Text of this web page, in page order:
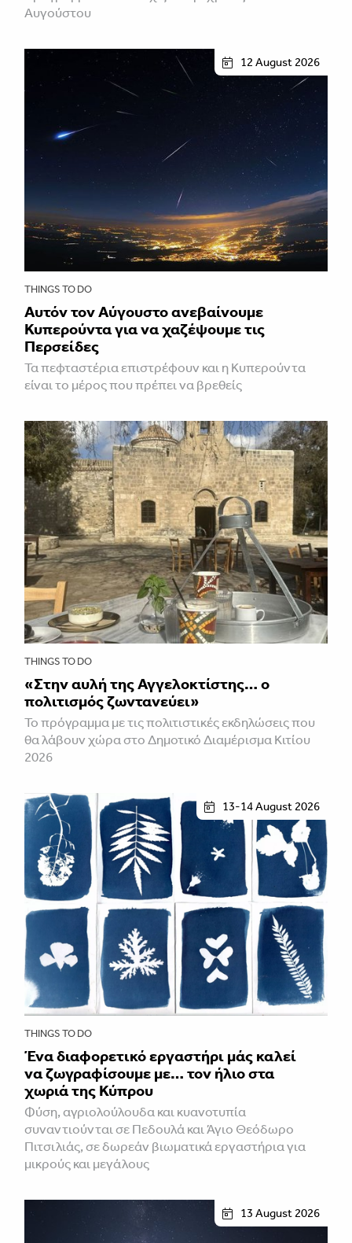
Αυγούστου
12 August 2026
THINGS TO DO
Αυτόν τον Αύγουστο ανεβαίνουμε
Κυπερούντα για να χαζέψουμε τις
Περσείδες
Τα πεφταστέρια επιστρέφουν και η Κυπερούντα
είναι το μέρος που πρέπει να βρεθείς
THINGS TO DO
«Στην αυλή της Αγγελοκτίστης… ο
πολιτισμός ζωντανεύει»
To πρόγραμμα με τις πολιτιστικές εκδηλώσεις που
θα λάβουν χώρα στο Δημοτικό Διαμέρισμα Κιτίου
2026
13-14 August 2026
THINGS TO DO
Ένα διαφορετικό εργαστήρι μάς καλεί
να ζωγραφίσουμε με… τον ήλιο στα
χωριά της Κύπρου
Φύση, αγριολούλουδα και κυανοτυπία
συναντιούνται σε Πεδουλά και Άγιο Θεόδωρο
Πιτσιλιάς, σε δωρεάν βιωματικά εργαστήρια για
μικρούς και μεγάλους
13 August 2026